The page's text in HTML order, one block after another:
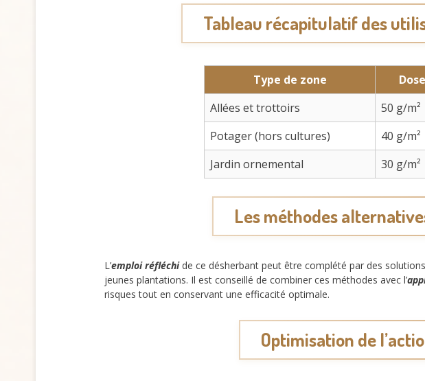
Tableau récapitulatif des
Type de zone
Allées et trottoirs
50 g/m²
Potager (hors cultures)
40 g/m²
Jardin ornemental
30 g/m²
Les méthodes
L’emploi réfléchide ce désherbant peut être complété par des
jeunes plantations. Il est conseillé de combiner ces méthodes avec l’
risques tout en conservant une efficacité optimale.
Optimisation de